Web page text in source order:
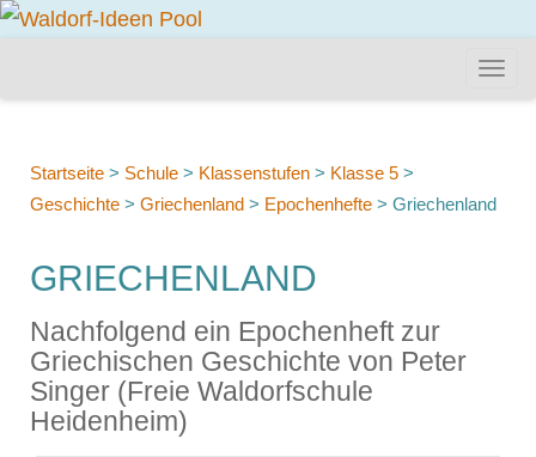
Startseite > Schule > Klassenstufen > Klasse 5 >
Geschichte > Griechenland > Epochenhefte > Griechenland
GRIECHENLAND
Nachfolgend ein Epochenheft zur
Griechischen Geschichte von Peter
Singer (Freie Waldorfschule
Heidenheim)